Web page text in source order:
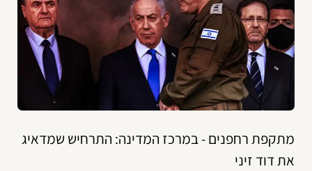
מתקפת רחפנים - במרכז המדינה: התרחיש שמדאיג
את דוד זיני